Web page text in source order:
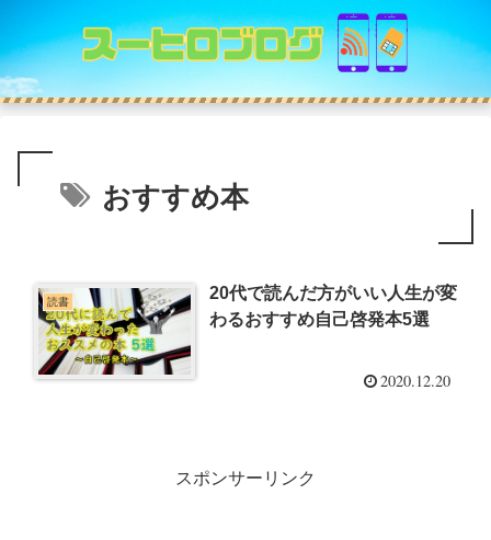
おすすめ本
読書
20代で読んだ方がいい人生が変
わるおすすめ自己啓発本5選
2020.12.20
スポンサーリンク